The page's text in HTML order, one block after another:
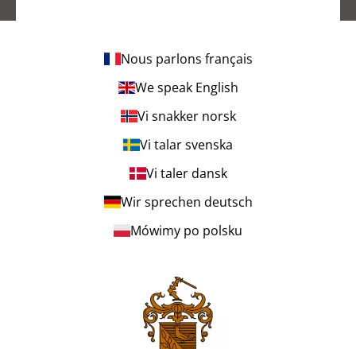
Nous parlons français
We speak English
Vi snakker norsk
Vi talar svenska
Vi taler dansk
Wir sprechen deutsch
Mówimy po polsku